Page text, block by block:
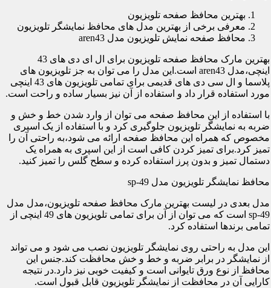
بهترین محافظ صفحه تلویزیون
معرفی برخی از بهترین مدل های محافظ نمایشگر تلویزیون
محافظ صفحه نمایش تلویزیون مدل aren43
بهترین مارک محافظ صفحه تلویزیون برای ال ای دی های 43
اینچی،مدل aren43 است.این مدل را می توان به جز تلویزیون های
پلاسما و ال سی دی های قدیمی برای تمامی تلویزیون های 43 اینچی
مورد استفاده قرار داد و استفاده از آن نیز بسیار ساده و راحت است.
با استفاده از این محافظ صفحه می توان از وارد شدن خط و خش و
ضربه به نمایشگر تلویزیون جلوگیری کرد و با استفاده از یک اسپری
مخصوص که همراه این محافظ صفحه ارائه می شود،به راحتی آن را
تمیز کرد.برای تمیز کردن کافی است از این اسپری به همراه یک
دستمال تمیز و بدون پرز استفاده کرده و سطح گلس را تمیز کنید.
محافظ نمایشگر تلویزیون مدل sp-49
مدل بعدی در لیست بهترین مارک محافظ صفحه تلویزیون،مدل مدل
sp-49 است که می توان از آن برای تمامی تلویزیون های 49 اینچی از
تمامی برندها استفاده کرد.
این مدل به راحتی روی نمایشگر تلویزیون نصب می شود و می تواند
از نمایشگر در برابر ضربه و خط و خش محافظت کند.جنس این
محافظ از نوع ورق تایوانی است و کیفیت خوبی نیز دارد.در نتیجه
کارایی آن در محافظت از نمایشگر تلویزیون قابل قبول است.